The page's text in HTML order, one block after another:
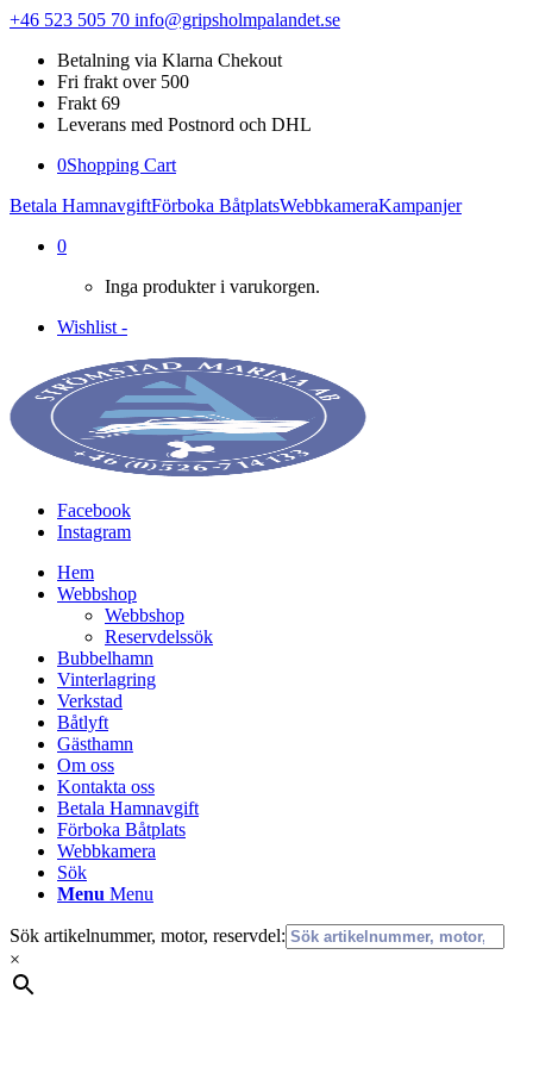
+46 523 505 70 info@gripsholmpalandet.se
Betalning via Klarna Chekout
Fri frakt over 500
Frakt 69
Leverans med Postnord och DHL
0Shopping Cart
Betala HamnavgiftFörboka BåtplatsWebbkameraKampanjer
0
Inga produkter i varukorgen.
Wishlist -
Facebook
Instagram
Hem
Webbshop
Webbshop
Reservdelssök
Bubbelhamn
Vinterlagring
Verkstad
Båtlyft
Gästhamn
Om oss
Kontakta oss
Betala Hamnavgift
Förboka Båtplats
Webbkamera
Sök
Menu Menu
Sök artikelnummer, motor, reservdel:
×